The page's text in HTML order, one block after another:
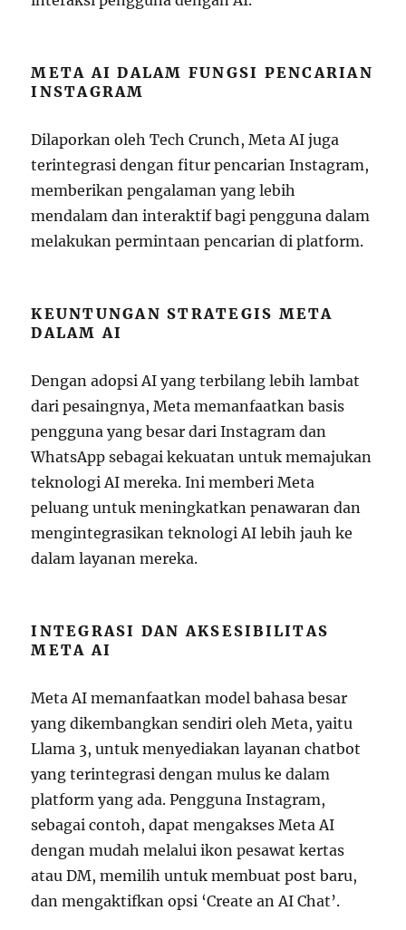
META AI DALAM FUNGSI PENCARIAN
INSTAGRAM
Dilaporkan oleh Tech Crunch, Meta AI juga
terintegrasi dengan fitur pencarian Instagram,
memberikan pengalaman yang lebih
mendalam dan interaktif bagi pengguna dalam
melakukan permintaan pencarian di platform.
KEUNTUNGAN STRATEGIS META
DALAM AI
Dengan adopsi AI yang terbilang lebih lambat
dari pesaingnya, Meta memanfaatkan basis
pengguna yang besar dari Instagram dan
WhatsApp sebagai kekuatan untuk memajukan
teknologi AI mereka. Ini memberi Meta
peluang untuk meningkatkan penawaran dan
mengintegrasikan teknologi AI lebih jauh ke
dalam layanan mereka.
INTEGRASI DAN AKSESIBILITAS
META AI
Meta AI memanfaatkan model bahasa besar
yang dikembangkan sendiri oleh Meta, yaitu
Llama 3, untuk menyediakan layanan chatbot
yang terintegrasi dengan mulus ke dalam
platform yang ada. Pengguna Instagram,
sebagai contoh, dapat mengakses Meta AI
dengan mudah melalui ikon pesawat kertas
atau DM, memilih untuk membuat post baru,
dan mengaktifkan opsi ‘Create an AI Chat’.